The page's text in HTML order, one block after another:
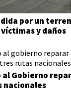
por un
y daños
Gobierno
nacionales